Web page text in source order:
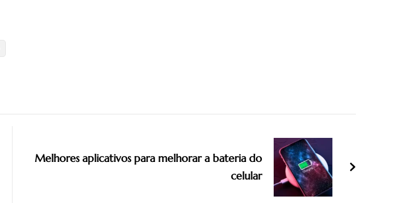
Melhores aplicativos para melhorar a bateria do
celular